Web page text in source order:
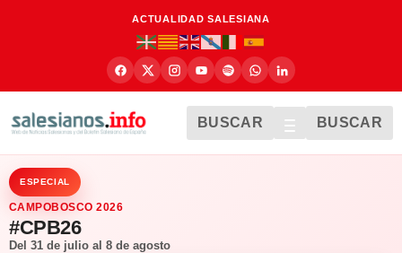
ACTUALIDAD SALESIANA
BUSCAR BUSCAR
ESPECIAL
CAMPOBOSCO 2026
#CPB26
Del 31 de julio al 8 de agosto